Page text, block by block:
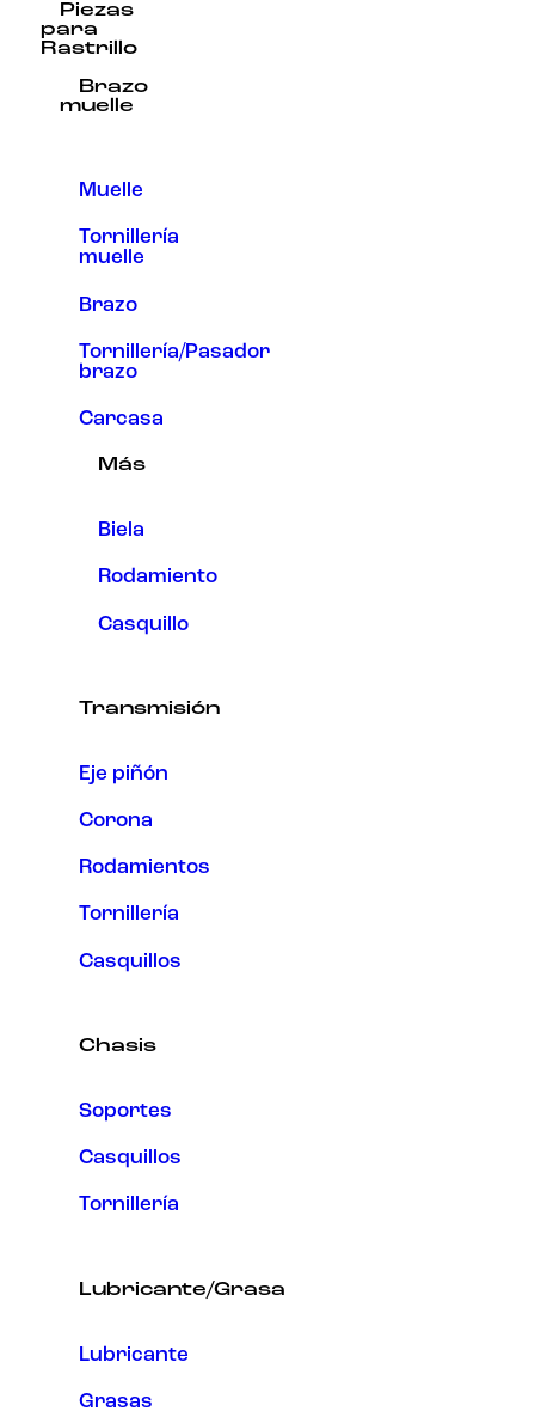
Piezas
para
Rastrillo
Brazo
muelle
Muelle
Tornillería
muelle
Brazo
Tornillería/Pasador
brazo
Carcasa
Más
Biela
Rodamiento
Casquillo
Transmisión
Eje piñón
Corona
Rodamientos
Tornillería
Casquillos
Chasis
Soportes
Casquillos
Tornillería
Lubricante/Grasa
Lubricante
Grasas